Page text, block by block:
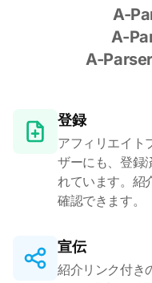
A-
A-
A-
登録
アフィリエイト
ザーにも、登録
れています。紹
確認できます。
宣伝
紹介リンク付き